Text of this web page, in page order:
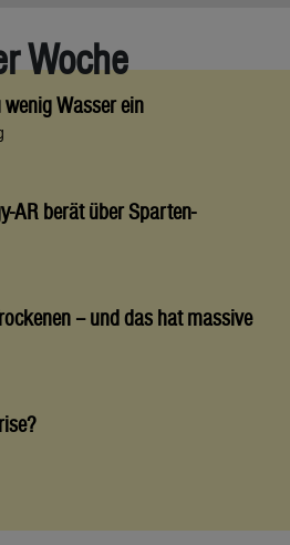
Woche
wenig Wasser ein
AR berät über Sparten-
– und das hat massive